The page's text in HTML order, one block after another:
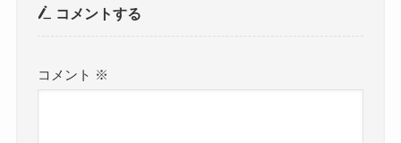
コメントする
コメント ※